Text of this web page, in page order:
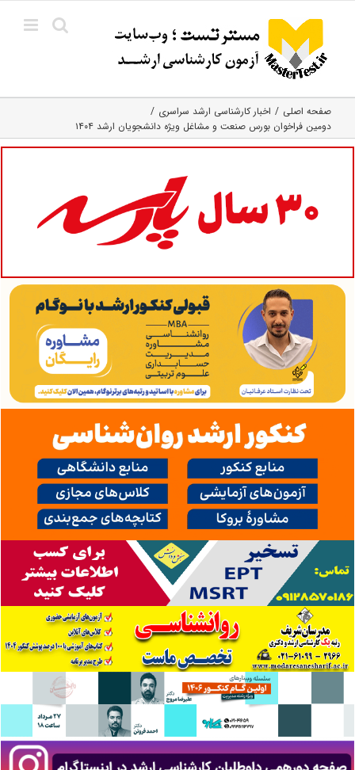
content
صفحه اصلی
اخبار کارشناسی ارشد سراسری
دومین فراخوان بورس صنعت و مشاغل ویژه دانشجویان ارشد ۱۴۰۴